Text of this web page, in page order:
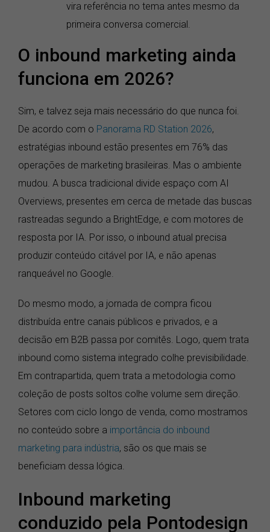
vira referência no tema antes mesmo da
primeira conversa comercial.
O inbound marketing ainda
funciona em 2026?
Sim, e talvez seja mais necessário do que nunca foi.
De acordo com o Panorama RD Station 2026,
estratégias inbound estão presentes em 76% das
operações de marketing brasileiras. Mas o ambiente
mudou. A busca tradicional divide espaço com AI
Overviews, presentes em cerca de metade das buscas
rastreadas segundo a BrightEdge, e com motores de
resposta por IA. Por isso, o inbound atual precisa
produzir conteúdo citável por IA, e não apenas
ranqueável no Google.
Do mesmo modo, a jornada de compra ficou
distribuída entre canais públicos e privados, e a
decisão em B2B passa por comitês. Logo, quem trata
inbound como sistema integrado colhe previsibilidade.
Em contrapartida, quem trata a metodologia como
coleção de posts soltos colhe volume sem direção.
Setores com ciclo longo de venda, como mostramos
no conteúdo sobre a importância do inbound
marketing para indústria, são os que mais se
beneficiam dessa lógica.
Inbound marketing
conduzido pela Pontodesign